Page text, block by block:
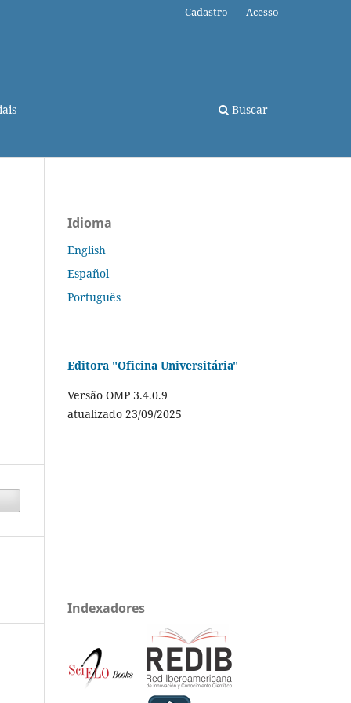
Buscar
Cadastro Acesso
Idioma
English
Español
Português
Editora "Oficina Universitária"
Versão OMP 3.4.0.9
atualizado 23/09/2025
Indexadores